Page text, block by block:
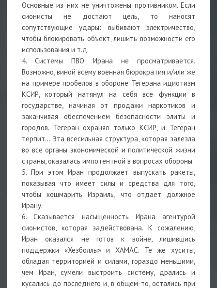
Основные из них не уничтожены противником. Если
сионисты не достают цель, то наносят
сопутствующие удары: выбивают электричество,
чтобы блокировать объект, лишить возможности его
использования и т.д.
4. Системы ПВО Ирана не просматривается.
Возможно, виной всему военная бюрократия и/или же
на примере пробелов в обороне Тегерана идиотизм
КСИР, который натянул на себя все функции в
государстве, начиная от продажи наркотиков и
заканчивая обеспечением безопасности элиты и
городов. Тегеран охранял только КСИР, и Тегеран
терпит… Эта всесильная структура, которая залезла
во все органы экономической и политической жизни
страны, оказалась импотентной в вопросах обороны.
5. При этом Иран продолжает выпускать ракеты,
показывая что имеет силы и средства для того,
чтобы кошмарить Израиль, что отдает должное
Ирану.
6. Сказывается насыщенность Ирана агентурой
сионистов, которая задействована. К сожалению,
Иран оказался не готов к войне, лишившись
поддержки «Хезболлы» и ХАМАС. Те же хуситы,
обладая территорией и силами, гораздо меньшими,
чем Иран, сумели выстроить систему, дрались и
кусались до последнего и, в общем-то, остались при